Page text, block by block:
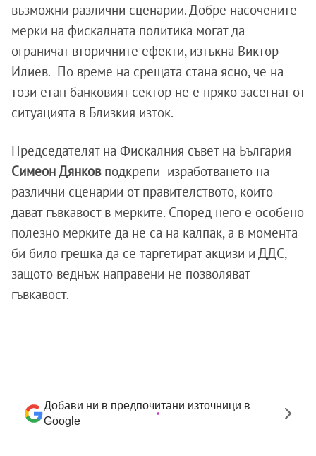
възможни различни сценарии. Добре насочените
мерки на фискалната политика могат да
ограничат вторичните ефекти, изтъкна Виктор
Илиев. По време на срещата стана ясно, че на
този етап банковият сектор не е пряко засегнат от
ситуацията в Близкия изток.
Председателят на Фискалния съвет на България
Симеон Дянков подкрепи изработването на
различни сценарии от правителството, които
дават гъвкавост в мерките. Според него е особено
полезно мерките да не са на калпак, а в момента
би било грешка да се таргетират акцизи и ДДС,
защото веднъж направени не позволяват
гъвкавост.
Добави ни в предпочитани източници в
Google